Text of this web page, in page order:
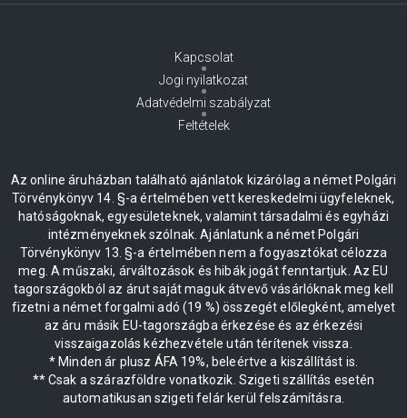
Kapcsolat
Jogi nyilatkozat
Adatvédelmi szabályzat
Feltételek
Az online áruházban található ajánlatok kizárólag a német Polgári
Törvénykönyv 14. §-a értelmében vett kereskedelmi ügyfeleknek,
hatóságoknak, egyesületeknek, valamint társadalmi és egyházi
intézményeknek szólnak. Ajánlatunk a német Polgári
Törvénykönyv 13. §-a értelmében nem a fogyasztókat célozza
meg. A műszaki, árváltozások és hibák jogát fenntartjuk. Az EU
tagországokból az árut saját maguk átvevő vásárlóknak meg kell
fizetni a német forgalmi adó (19 %) összegét előlegként, amelyet
az áru másik EU-tagországba érkezése és az érkezési
visszaigazolás kézhezvétele után térítenek vissza.
* Minden ár plusz ÁFA 19%, beleértve a kiszállítást is.
** Csak a szárazföldre vonatkozik. Szigeti szállítás esetén
automatikusan szigeti felár kerül felszámításra.